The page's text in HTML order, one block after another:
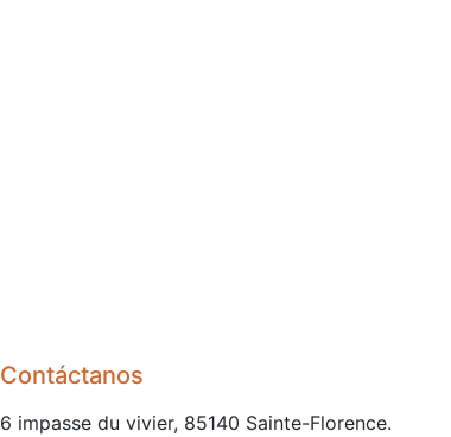
Contáctanos
6 impasse du vivier, 85140 Sainte-Florence.